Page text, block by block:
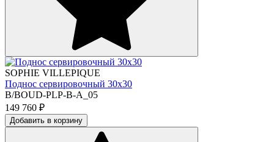
SOPHIE VILLEPIQUE
Поднос сервировочный 30х30
B/BOUD-PLP-B-A_05
149 760 ₽
Добавить в корзину